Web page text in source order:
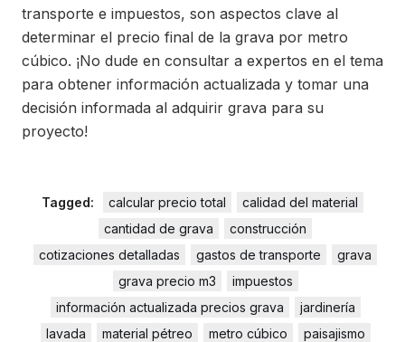
transporte e impuestos, son aspectos clave al
determinar el precio final de la grava por metro
cúbico. ¡No dude en consultar a expertos en el tema
para obtener información actualizada y tomar una
decisión informada al adquirir grava para su
proyecto!
Tagged: calcular precio total
calidad del material
cantidad de grava
construcción
cotizaciones detalladas
gastos de transporte
grava
grava precio m3
impuestos
información actualizada precios grava
jardinería
lavada
material pétreo metro cúbico
paisajismo